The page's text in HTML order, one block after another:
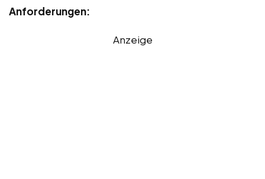
Anforderungen:
Anzeige